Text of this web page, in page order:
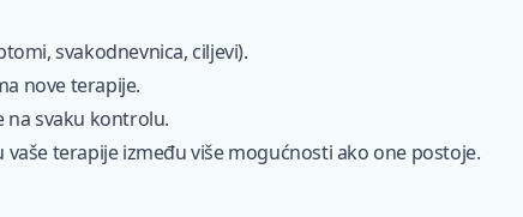
svakodnevnica, ciljevi).
nove terapije.
na svaku kontrolu.
terapije između više mogućnosti ako one postoje.